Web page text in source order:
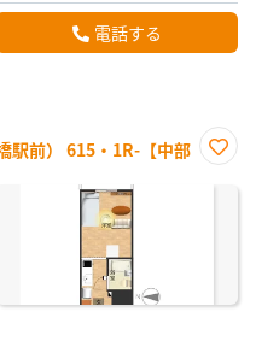
電話する
駅前） 615・1R-【中部
に入